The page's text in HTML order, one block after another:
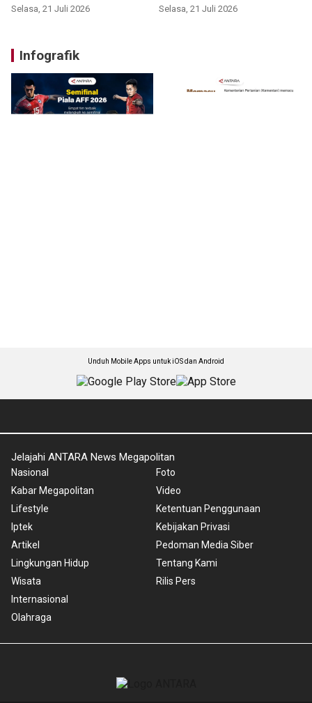
Selasa, 21 Juli 2026 Selasa, 21 Juli 2026
Infografik
Unduh Mobile Apps untuk iOS dan Android
Jelajahi ANTARA News Megapolitan
Nasional
Kabar Megapolitan
Lifestyle
Iptek
Artikel
Lingkungan Hidup
Wisata
Internasional
Olahraga
Foto
Video
Ketentuan Penggunaan
Kebijakan Privasi
Pedoman Media Siber
Tentang Kami
Rilis Pers